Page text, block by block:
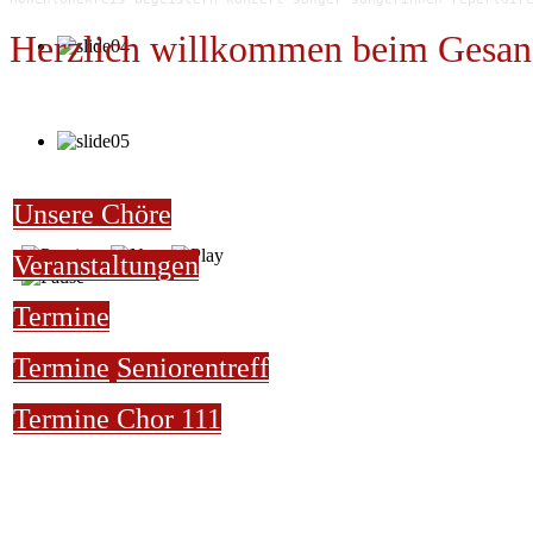
Herzlich willkommen beim
Unsere Chöre
Veranstaltungen
Termine
Termine Seniorentreff
Termine Chor 111